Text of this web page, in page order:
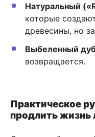
Натуральный
которые
древесины, но
Выбеленный
возвращается.
Практическое
продлить жизнь